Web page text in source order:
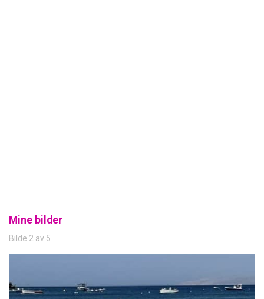
Mine bilder
Bilde 2 av 5